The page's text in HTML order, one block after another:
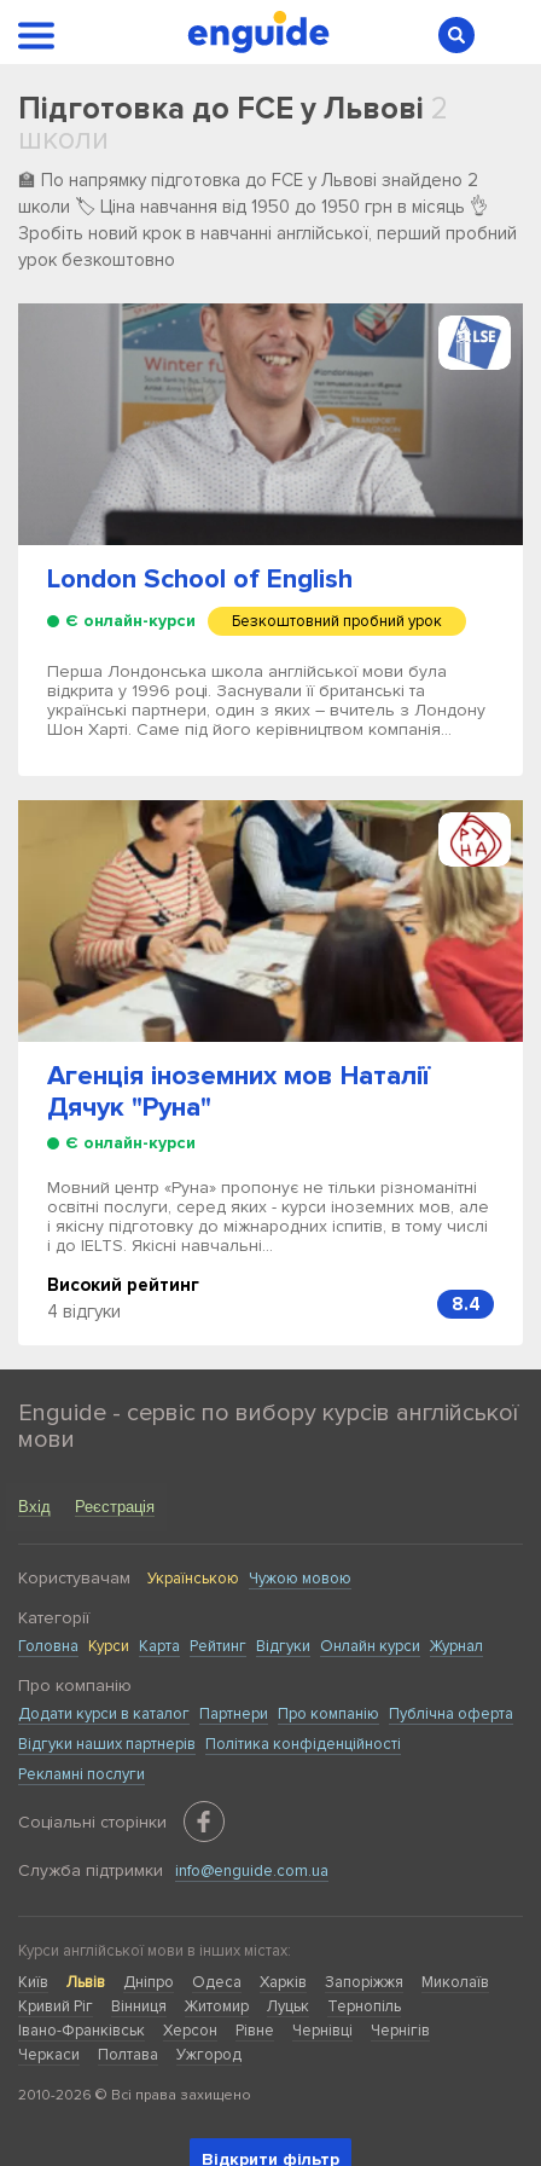
Підготовка до FCE у Львові 2
школи
🏫 По напрямку підготовка до FCE у Львові ️знайдено ️2
️школи 🏷️ Ціна навчання від 1950 до 1950 грн в місяць 👌
Зробіть новий крок в навчанні англійської, перший пробний
урок безкоштовно
Відкрити фільтр
London School of English
Є онлайн-курси Безкоштовний пробний урок
Перша Лондонська школа англійської мови була
відкрита у 1996 році. Заснували її британські та
українські партнери, один з яких – вчитель з Лондону
Шон Харті. Саме під його керівництвом компанія...
Агенція іноземних мов Наталії
Дячук "Руна"
Є онлайн-курси
Мовний центр «Руна» пропонує не тільки різноманітні
освітні послуги, серед яких - курси іноземних мов, але
і якісну підготовку до міжнародних іспитів, в тому числі
і до IELTS. Якісні навчальні...
Високий рейтинг
4 відгуки
8.4
Enguide - сервіс по вибору курсів англійської
мови
Вхід Реєстрація
Користувачам Українською Чужою мовою
Категорії
Головна Курси Карта Рейтинг Відгуки Онлайн курси Журнал
Про компанію
Додати курси в каталог Партнери Про компанію
Публічна оферта
Відгуки наших партнерів
Політика конфіденційності
Рекламні послуги
Соціальні сторінки
Служба підтримки info@enguide.com.ua
Курси англійської мови в інших містах:
Київ
Львів Дніпро Одеса Харків Запоріжжя
Миколаїв
Кривий Ріг
Вінниця Житомир Луцьк
Тернопіль
Івано-Франківськ
Херсон Рівне Чернівці
Чернігів
Черкаси
Полтава Ужгород
2010-2026 © Всі права захищено